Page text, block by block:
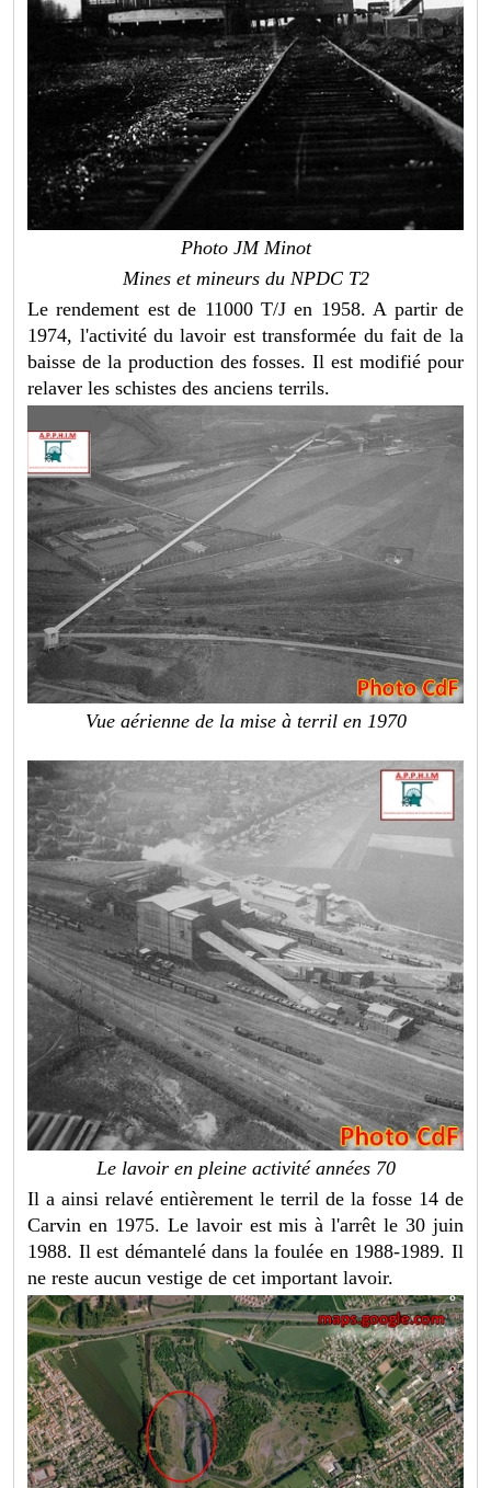
Photo JM Minot
Mines et mineurs du NPDC T2
Le rendement est de 11000 T/J en 1958. A partir de
1974, l'activité du lavoir est transformée du fait de la
baisse de la production des fosses. Il est modifié pour
relaver les schistes des anciens terrils.
Vue aérienne de la mise à terril en 1970
Le lavoir en pleine activité années 70
Il a ainsi relavé entièrement le terril de la fosse 14 de
Carvin en 1975. Le lavoir est mis à l'arrêt le 30 juin
1988. Il est démantelé dans la foulée en 1988-1989. Il
ne reste aucun vestige de cet important lavoir.